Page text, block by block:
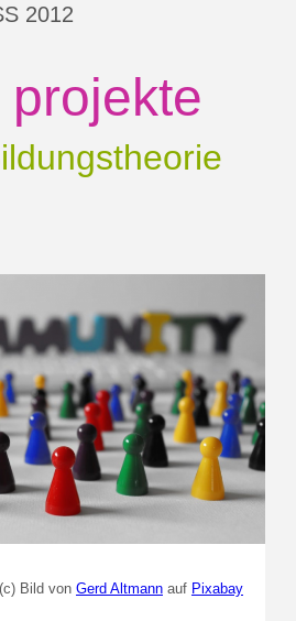
2012
projekte
(c) Bild von Gerd Altmann auf Pixabay